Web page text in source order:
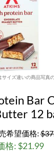
イズ違いの商品写真
Bar
12
希望価格:
格: $21.99